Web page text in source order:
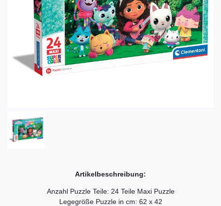
Artikelbeschreibung:
Anzahl Puzzle Teile: 24 Teile Maxi Puzzle
Legegröße Puzzle in cm: 62 x 42